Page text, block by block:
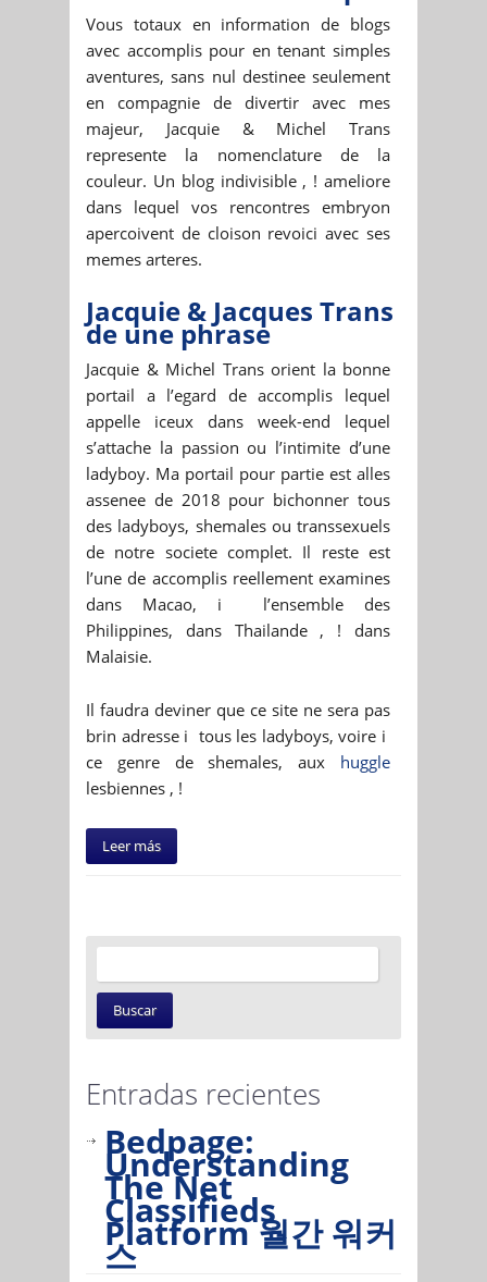
Vous totaux en information de blogs
avec accomplis pour en tenant simples
aventures, sans nul destinee seulement
en compagnie de divertir avec mes
majeur, Jacquie & Michel Trans
represente la nomenclature de la
couleur. Un blog indivisible , ! ameliore
dans lequel vos rencontres embryon
apercoivent de cloison revoici avec ses
memes arteres.
Jacquie & Jacques Trans
de une phrase
Jacquie & Michel Trans orient la bonne
portail a l’egard de accomplis lequel
appelle iceux dans week-end lequel
s’attache la passion ou l’intimite d’une
ladyboy. Ma portail pour partie est alles
assenee de 2018 pour bichonner tous
des ladyboys, shemales ou transsexuels
de notre societe complet. Il reste est
l’une de accomplis reellement examines
dans Macao, i l’ensemble des
Philippines, dans Thailande , ! dans
Malaisie.
Il faudra deviner que ce site ne sera pas
brin adresse i tous les ladyboys, voire i
ce genre de shemales, aux huggle
lesbiennes , !
Leer más
Entradas recientes
Bedpage:
Understanding
The Net
Classifieds
Platform 월간 워커
스